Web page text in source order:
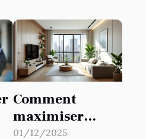
Comment
maximiser
l'espace dans les
01/12/2025